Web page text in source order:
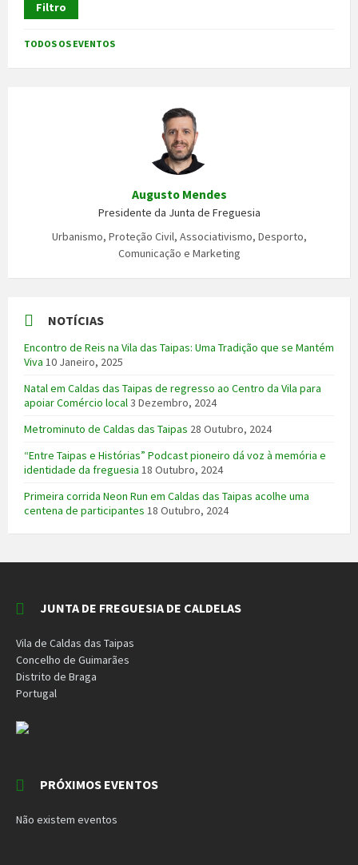
Filtro
TODOS OS EVENTOS
Augusto Mendes
Presidente da Junta de Freguesia
Urbanismo, Proteção Civil, Associativismo, Desporto,
Comunicação e Marketing
NOTÍCIAS
Encontro de Reis na Vila das Taipas: Uma Tradição que se Mantém
Viva 10 Janeiro, 2025
Natal em Caldas das Taipas de regresso ao Centro da Vila para
apoiar Comércio local3 Dezembro, 2024
Metrominuto de Caldas das Taipas 28 Outubro, 2024
“Entre Taipas e Histórias” Podcast pioneiro dá voz à memória e
identidade da freguesia 18 Outubro, 2024
Primeira corrida Neon Run em Caldas das Taipas acolhe uma
centena de participantes 18 Outubro, 2024
JUNTA DE FREGUESIA DE CALDELAS
Vila de Caldas das Taipas
Concelho de Guimarães
Distrito de Braga
Portugal
PRÓXIMOS EVENTOS
Não existem eventos